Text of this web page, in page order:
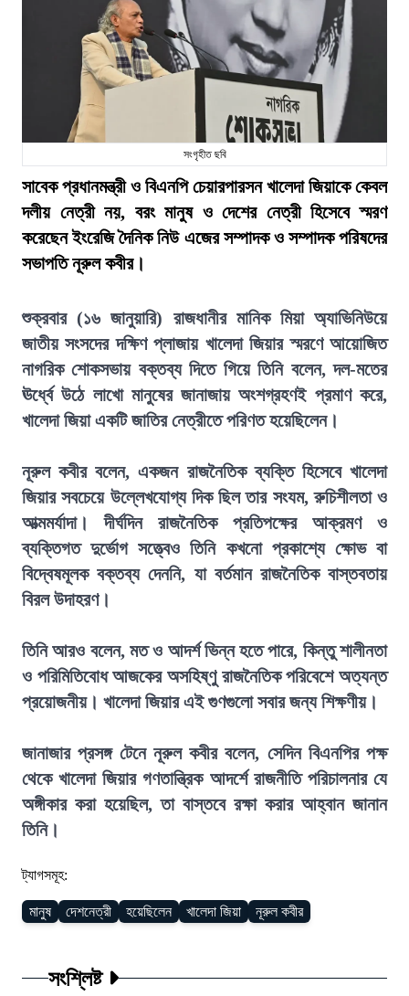
সংগৃহীত ছবি
সাবেক প্রধানমন্ত্রী ও বিএনপি চেয়ারপারসন খালেদা জিয়াকে কেবল
দলীয় নেত্রী নয়, বরং মানুষ ও দেশের নেত্রী হিসেবে স্মরণ
করেছেন ইংরেজি দৈনিক নিউ এজের সম্পাদক ও সম্পাদক পরিষদের
সভাপতি নূরুল কবীর।
শুক্রবার (১৬ জানুয়ারি) রাজধানীর মানিক মিয়া অ্যাভিনিউয়ে
জাতীয় সংসদের দক্ষিণ প্লাজায় খালেদা জিয়ার স্মরণে আয়োজিত
নাগরিক শোকসভায় বক্তব্য দিতে গিয়ে তিনি বলেন, দল-মতের
ঊর্ধ্বে উঠে লাখো মানুষের জানাজায় অংশগ্রহণই প্রমাণ করে,
খালেদা জিয়া একটি জাতির নেত্রীতে পরিণত হয়েছিলেন।
নূরুল কবীর বলেন, একজন রাজনৈতিক ব্যক্তি হিসেবে খালেদা
জিয়ার সবচেয়ে উল্লেখযোগ্য দিক ছিল তার সংযম, রুচিশীলতা ও
আত্মমর্যাদা। দীর্ঘদিন রাজনৈতিক প্রতিপক্ষের আক্রমণ ও
ব্যক্তিগত দুর্ভোগ সত্ত্বেও তিনি কখনো প্রকাশ্যে ক্ষোভ বা
বিদ্বেষমূলক বক্তব্য দেননি, যা বর্তমান রাজনৈতিক বাস্তবতায়
বিরল উদাহরণ।
তিনি আরও বলেন, মত ও আদর্শ ভিন্ন হতে পারে, কিন্তু শালীনতা
ও পরিমিতিবোধ আজকের অসহিষ্ণু রাজনৈতিক পরিবেশে অত্যন্ত
প্রয়োজনীয়। খালেদা জিয়ার এই গুণগুলো সবার জন্য শিক্ষণীয়।
জানাজার প্রসঙ্গ টেনে নূরুল কবীর বলেন, সেদিন বিএনপির পক্ষ
থেকে খালেদা জিয়ার গণতান্ত্রিক আদর্শে রাজনীতি পরিচালনার যে
অঙ্গীকার করা হয়েছিল, তা বাস্তবে রক্ষা করার আহ্বান জানান
তিনি।
ট্যাগসমূহ:
মানুষ দেশনেত্রী হয়েছিলেন খালেদা জিয়া নূরুল কবীর
সংশ্লিষ্ট